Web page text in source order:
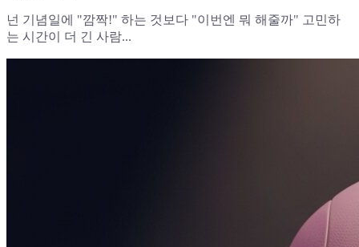
넌 기념일에 "깜짝!" 하는 것보다 "이번엔 뭐 해줄까" 고민하
는 시간이 더 긴 사람...